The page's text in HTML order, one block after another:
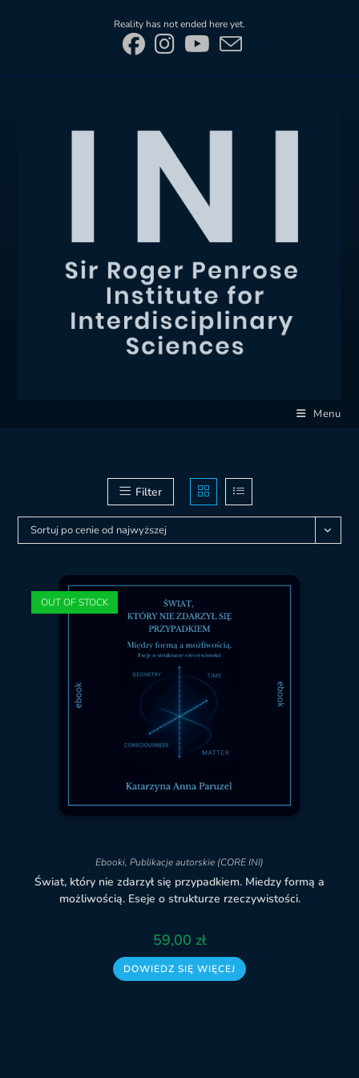
Reality has not ended here yet.
Menu
Filter
Sortuj po cenie od najwyższej
OUT OF STOCK
Ebooki, Publikacje autorskie (CORE INI)
Świat, który nie zdarzył się przypadkiem. Miedzy formą a
możliwością. Eseje o strukturze rzeczywistości.
59,00 zł
DOWIEDZ SIĘ WIĘCEJ